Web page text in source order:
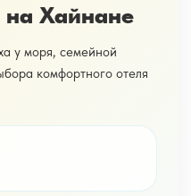
Хайнане
у моря, семейной
комфортного отеля